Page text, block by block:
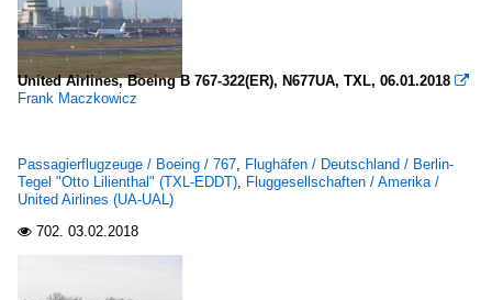
United Airlines, Boeing B 767-322(ER), N677UA, TXL, 06.01.2018 
Frank Maczkowicz
Passagierflugzeuge / Boeing / 767, Flughäfen / Deutschland / Berlin-
Tegel "Otto Lilienthal" (TXL-EDDT), Fluggesellschaften / Amerika /
United Airlines (UA-UAL)
 702. 03.02.2018